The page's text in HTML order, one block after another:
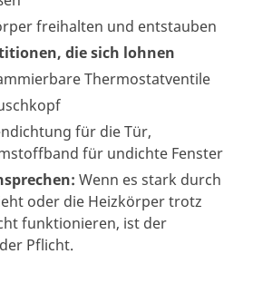
freihalten und entstauben
die sich lohnen
Thermostatventile
für die Tür,
für undichte Fenster
Wenn es stark durch
oder die Heizkörper trotz
funktionieren, ist der
Pflicht.